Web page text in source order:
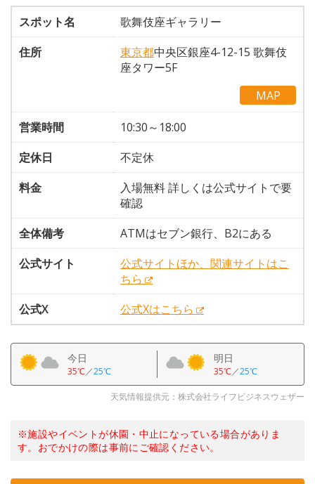
スポット名
歌舞伎座ギャラリー
住所
東京都中央区銀座4-12-15 歌舞伎
座タワー5F
MAP
営業時間
10:30～18:00
定休日
不定休
料金
入場無料 詳しくは公式サイトで要
確認
全体備考
ATMはセブン銀行、B2にある
公式サイト
公式サイトほか、関連サイトはこ
ちら
公式X
公式Xはこちら
今日
35℃／25℃
明日
35℃／25℃
天気情報提供元：株式会社ライフビジネスウェザー
※施設やイベントが休園・中止になっている場合がありま
す。おでかけの際は事前にご確認ください。